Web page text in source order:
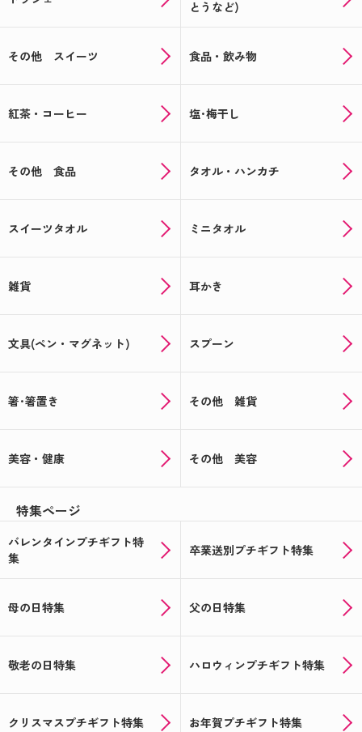
とうなど)
その他 スイーツ 食品・飲み物
紅茶・コーヒー 塩･梅干し
その他 食品 タオル・ハンカチ
スイーツタオル ミニタオル
雑貨 耳かき
文具(ペン・マグネット) スプーン
箸･箸置き その他 雑貨
美容・健康 その他 美容
特集ページ
バレンタインプチギフト特
集
卒業送別プチギフト特集
母の日特集 父の日特集
敬老の日特集 ハロウィンプチギフト特集
クリスマスプチギフト特集 お年賀プチギフト特集